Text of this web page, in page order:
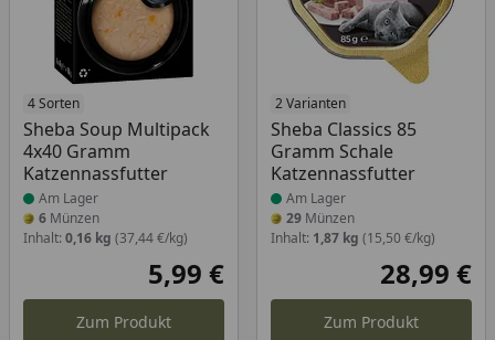
4 Sorten
Sheba Soup Multipack
4x40 Gramm
Katzennassfutter
Produkt am Lager
Am Lager
6 Münzen
Inhalt: 0,16 kg (37,44 €/kg)
Aktueller Preis
5,99 €
Zum Produkt
2 Varianten
Sheba Classics 85
Gramm Schale
Katzennassfutter
Produkt am Lager
Am Lager
29 Münzen
Inhalt: 1,87 kg (15,50 €/kg)
28,99 €
Zum Produkt